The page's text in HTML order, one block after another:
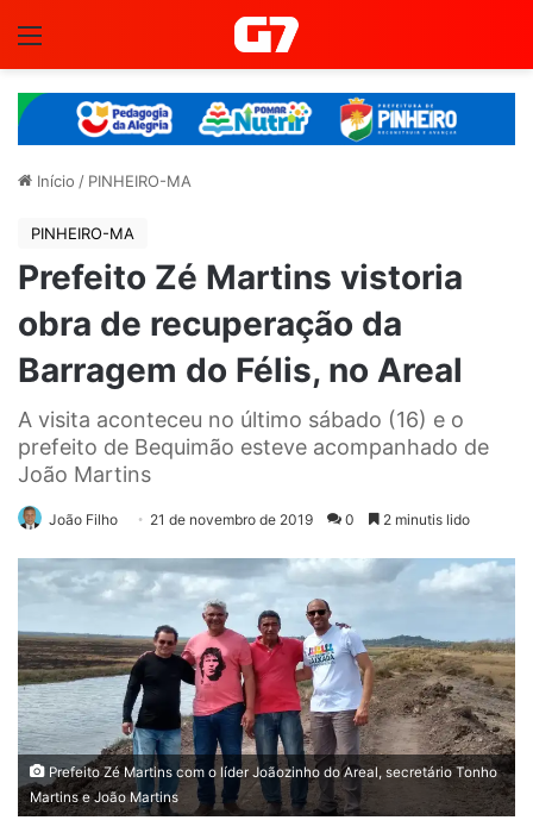
Início / PINHEIRO-MA
PINHEIRO-MA
Prefeito Zé Martins vistoria
obra de recuperação da
Barragem do Félis, no Areal
A visita aconteceu no último sábado (16) e o
prefeito de Bequimão esteve acompanhado de
João Martins
João Filho 21 de novembro de 2019 0 2 minutis lido
Prefeito Zé Martins com o líder Joãozinho do Areal, secretário Tonho
Martins e João Martins